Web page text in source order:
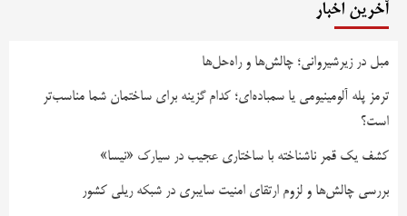
آخرین اخبار
مبل در زیرشیروانی؛ چالش‌ها و راه‌حل‌ها
ترمز پله آلومینیومی یا سمباده‌ای؛ کدام گزینه برای ساختمان شما مناسب‌تر
است؟
کشف یک قمر ناشناخته با ساختاری عجیب در سیارک «نیسا»
بررسی چالش‌ها و لزوم ارتقای امنیت سایبری در شبکه ریلی کشور